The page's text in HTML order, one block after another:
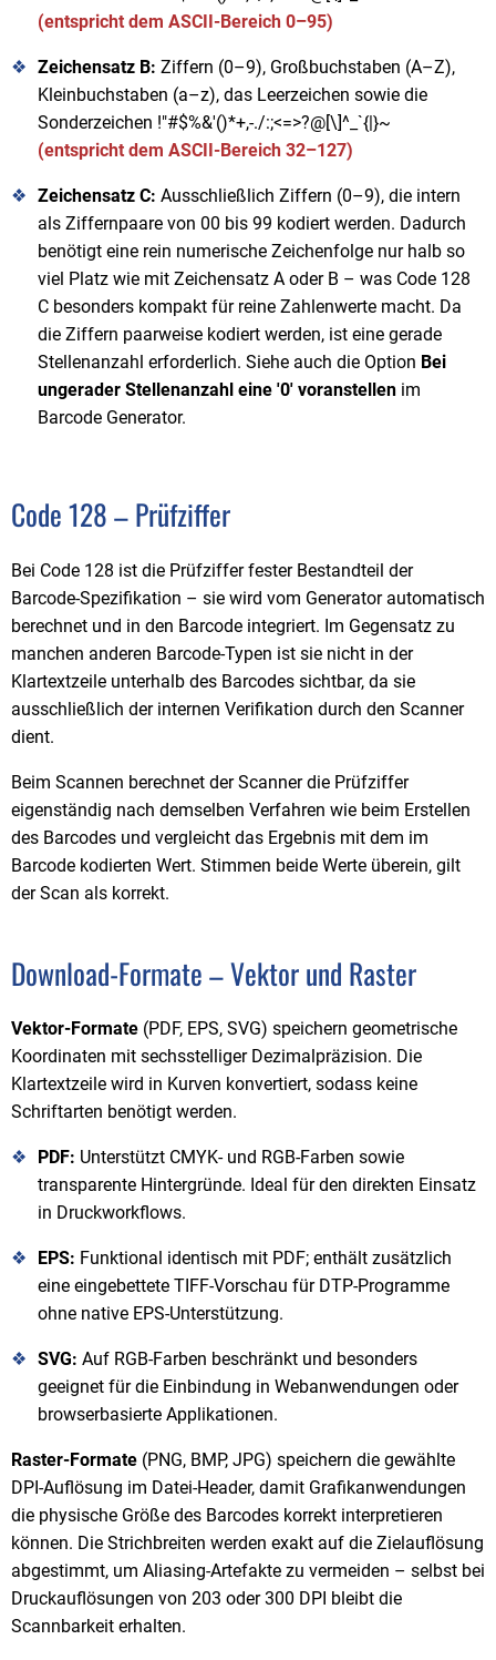
(entspricht dem ASCII-Bereich 0–95)
Zeichensatz B: Ziffern (0–9), Großbuchstaben (A–Z),
Kleinbuchstaben (a–z), das Leerzeichen sowie die
Sonderzeichen !"#$%&'()*+,-./:;<=>?@[\]^_`{|}~
(entspricht dem ASCII-Bereich 32–127)
Zeichensatz C: Ausschließlich Ziffern (0–9), die intern
als Ziffernpaare von 00 bis 99 kodiert werden. Dadurch
benötigt eine rein numerische Zeichenfolge nur halb so
viel Platz wie mit Zeichensatz A oder B – was Code 128
C besonders kompakt für reine Zahlenwerte macht. Da
die Ziffern paarweise kodiert werden, ist eine gerade
Stellenanzahl erforderlich. Siehe auch die Option Bei
ungerader Stellenanzahl eine '0' voranstellen im
Barcode Generator.
Code 128 – Prüfziffer
Bei Code 128 ist die Prüfziffer fester Bestandteil der
Barcode-Spezifikation – sie wird vom Generator automatisch
berechnet und in den Barcode integriert. Im Gegensatz zu
manchen anderen Barcode-Typen ist sie nicht in der
Klartextzeile unterhalb des Barcodes sichtbar, da sie
ausschließlich der internen Verifikation durch den Scanner
dient.
Beim Scannen berechnet der Scanner die Prüfziffer
eigenständig nach demselben Verfahren wie beim Erstellen
des Barcodes und vergleicht das Ergebnis mit dem im
Barcode kodierten Wert. Stimmen beide Werte überein, gilt
der Scan als korrekt.
Download-Formate – Vektor und Raster
Vektor-Formate (PDF, EPS, SVG) speichern geometrische
Koordinaten mit sechsstelliger Dezimalpräzision. Die
Klartextzeile wird in Kurven konvertiert, sodass keine
Schriftarten benötigt werden.
PDF: Unterstützt CMYK- und RGB-Farben sowie
transparente Hintergründe. Ideal für den direkten Einsatz
in Druckworkflows.
EPS: Funktional identisch mit PDF; enthält zusätzlich
eine eingebettete TIFF-Vorschau für DTP-Programme
ohne native EPS-Unterstützung.
SVG: Auf RGB-Farben beschränkt und besonders
geeignet für die Einbindung in Webanwendungen oder
browserbasierte Applikationen.
Raster-Formate (PNG, BMP, JPG) speichern die gewählte
DPI-Auflösung im Datei-Header, damit Grafikanwendungen
die physische Größe des Barcodes korrekt interpretieren
können. Die Strichbreiten werden exakt auf die Zielauflösung
abgestimmt, um Aliasing-Artefakte zu vermeiden – selbst bei
Druckauflösungen von 203 oder 300 DPI bleibt die
Scannbarkeit erhalten.